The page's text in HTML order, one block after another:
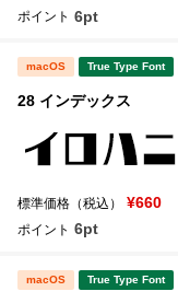
ポイント 6pt
macOS True Type Font
28 インデックス
標準価格（税込） ¥660
ポイント 6pt
macOS True Type Font